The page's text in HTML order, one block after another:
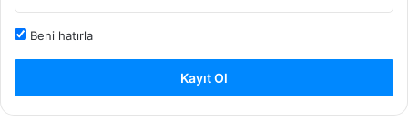
Beni hatırla
Kayıt Ol